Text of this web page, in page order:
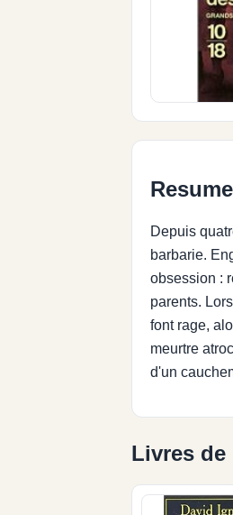
Depuis
barbarie.
obsession :
parents.
font rage,
meurtre
d'un
Livres de